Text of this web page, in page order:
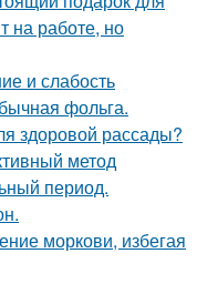
на работе, но
и слабость
фольга.
здоровой рассады?
метод
период.
моркови, избегая